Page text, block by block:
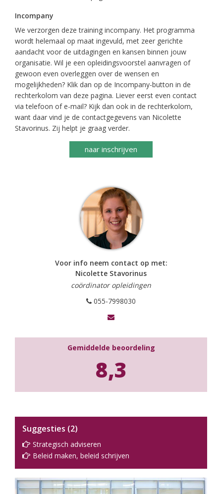
Incompany
We verzorgen deze training incompany. Het programma
wordt helemaal op maat ingevuld, met zeer gerichte
aandacht voor de uitdagingen en kansen binnen jouw
organisatie. Wil je een opleidingsvoorstel aanvragen of
gewoon even overleggen over de wensen en
mogelijkheden? Klik dan op de Incompany-button in de
rechterkolom van deze pagina. Liever eerst even contact
via telefoon of e-mail? Kijk dan ook in de rechterkolom,
want daar vind je de contactgegevens van Nicolette
Stavorinus. Zij helpt je graag verder.
naar inschrijven
Voor info neem contact op met:
Nicolette Stavorinus
coördinator opleidingen
055-7998030
Gemiddelde beoordeling
8,3
Suggesties (2)
Strategisch adviseren
Beleid maken, beleid schrijven